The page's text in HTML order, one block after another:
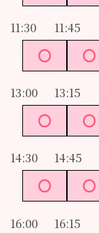
11:30 11:45
13:00 13:15
14:30 14:45
16:00 16:15